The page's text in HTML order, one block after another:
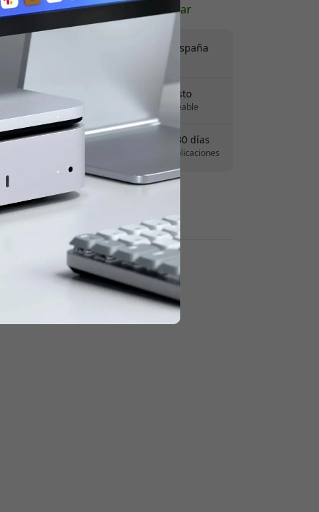
En stock - listo para enviar
Envío de 9.99 EUR en España
Entrega 10-12 agosto
Entrega rápida y rastreable
Derecho de devolución de 30 días
Devoluciones sencillas - sin complicaciones
Pagos seguros con cifrado
Revendedores:
obtener 8% de descuento.